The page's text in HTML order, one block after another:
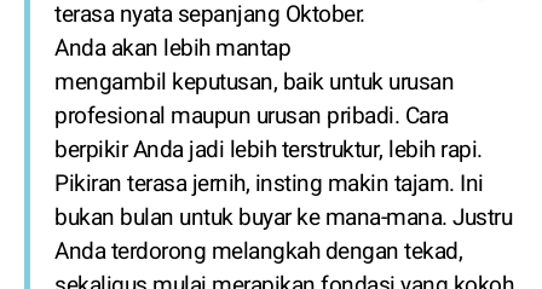
terasa nyata sepanjang Oktober.
Anda akan lebih mantap
mengambil keputusan, baik untuk urusan
profesional maupun urusan pribadi. Cara
berpikir Anda jadi lebih terstruktur, lebih rapi.
Pikiran terasa jernih, insting makin tajam. Ini
bukan bulan untuk buyar ke mana-mana. Justru
Anda terdorong melangkah dengan tekad,